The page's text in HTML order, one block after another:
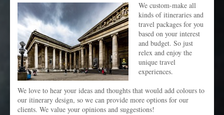
We custom-make all
kinds of itineraries and
travel packages for you
based on your interest
and budget. So just
relex and enjoy the
unique travel
experiences.
We love to hear your ideas and thoughts that would add colours to
our itinerary design, so we can provide more options for our
clients. We value your opinions and suggestions!